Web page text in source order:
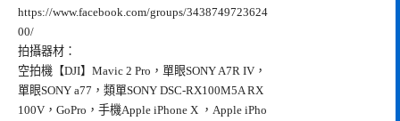
https://www.facebook.com/groups/3438749723624
00/
拍攝器材：
空拍機【DJI】Mavic 2 Pro，單眼SONY A7R IV，
單眼SONY a77，類單SONY DSC-RX100M5A RX
100V，GoPro，手機Apple iPhone X ，Apple iPho